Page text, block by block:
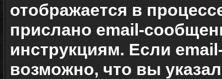
отображается в
прислано email-
инструкциям. Если
возможно, что вы